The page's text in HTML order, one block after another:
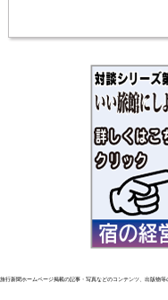
旅行新聞ホームページ掲載の記事・写真などのコンテンツ、出版物等